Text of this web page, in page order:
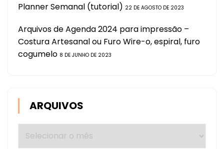
Planner Semanal (tutorial) 22 DE AGOSTO DE 2023
Arquivos de Agenda 2024 para impressão –
Costura Artesanal ou Furo Wire-o, espiral, furo
cogumelo 8 DE JUNHO DE 2023
ARQUIVOS
Arquivos